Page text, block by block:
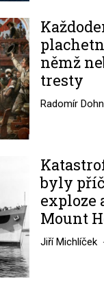
němž
tresty
Radomír
byly
exploze
Mount
Jiří Michlíček